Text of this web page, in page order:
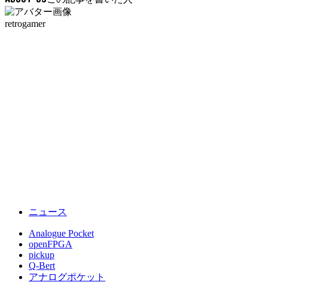
み
中…
retrogamer
ニュース
Analogue Pocket
openFPGA
pickup
Q-Bert
アナログポケット